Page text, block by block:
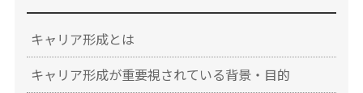
キャリア形成とは
キャリア形成が重要視されている背景・目的